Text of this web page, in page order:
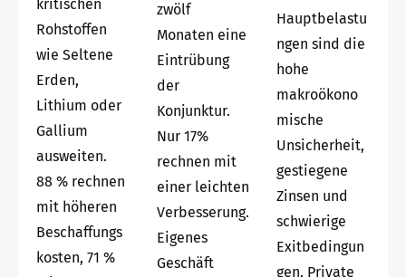
kritischen
Rohstoffen
wie Seltene
Erden,
Lithium oder
Gallium
ausweiten.
88 % rechnen
mit höheren
Beschaffungs
kosten, 71 %
zwölf
Monaten eine
Eintrübung
der
Konjunktur.
Nur 17%
rechnen mit
einer leichten
Verbesserung.
Eigenes
Geschäft
Hauptbelastu
ngen sind die
hohe
makroökono
mische
Unsicherheit,
gestiegene
Zinsen und
schwierige
Exitbedingun
gen. Private